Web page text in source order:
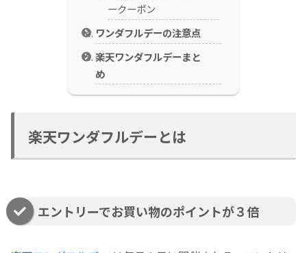
ークーポン
ワンダフルデーの注意点
楽天ワンダフルデーまと
め
楽天ワンダフルデーとは
エントリーでお買い物のポイントが３倍